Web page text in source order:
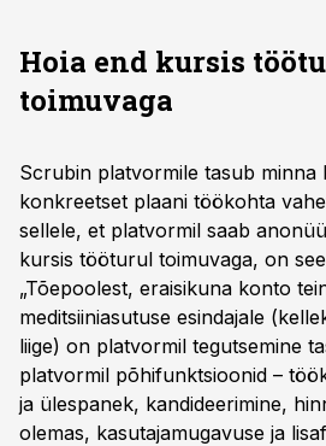
Hoia end kursis
toimuvaga
Scrubin platvormile tasub minna
konkreetset plaani töökohta
sellele, et platvormil saab
kursis tööturul toimuvaga, on
„Tõepoolest, eraisikuna konto
meditsiiniasutuse esindajale
liige) on platvormil tegutsemine
platvormil põhifunktsioonid –
ja ülespanek, kandideerimine,
olemas, kasutajamugavuse ja